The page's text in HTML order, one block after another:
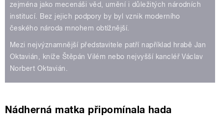
zejména jako mecenáši věd, umění i důležitých národních
institucí. Bez jejich podpory by byl vznik moderního
českého národa mnohem obtížnější.
Mezi nejvýznamnější představitele patří například hrabě Jan
Oktavián, kníže Štěpán Vilém nebo nejvyšší kancléř Václav
Norbert Oktavián.
Nádherná matka připomínala hada